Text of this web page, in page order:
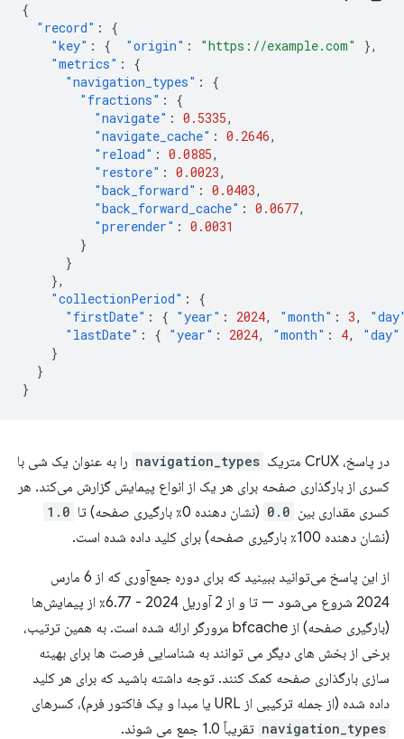
{
"record" :
{
"key" : { "origin" : "https://example.com"
},
"metrics" :
{
"navigation_types" :
{
"fractions" :
{
"navigate" : 0.5335,
"navigate_cache" : 0.2646,
"reload" : 0.0885,
"restore" : 0.0023,
"back_forward" : 0.0403,
"back_forward_cache" : 0.0677,
"prerender" : 0.0031
}
}
},
"collectionPeriod" :
{
"firstDate" : { "year" : 2024, "month" : 3,
"lastDate" : { "year" : 2024, "month" : 4, "day"
}
}
}
در پاسخ، CrUX متریک navigation_types را به عنوان یک شی با
کسری از بارگذاری صفحه برای هر یک از انواع پیمایش گزارش می‌کند. هر
کسری مقداری بین 0.0 (نشان دهنده 0٪ بارگیری صفحه) تا 1.0
(نشان دهنده 100٪ بارگیری صفحه) برای کلید داده شده است.
از این پاسخ می‌توانید ببینید که برای دوره جمع‌آوری که از 6 مارس
2024 شروع می‌شود — تا و از 2 آوریل 2024 - 6.77٪ از پیمایش‌ها
(بارگیری صفحه) از bfcache مرورگر ارائه شده است. به همین ترتیب،
برخی از بخش های دیگر می توانند به شناسایی فرصت ها برای بهینه
سازی بارگذاری صفحه کمک کنند. توجه داشته باشید که برای هر کلید
داده شده (از جمله ترکیبی از URL یا مبدا و یک فاکتور فرم)، کسرهای
navigation_types تقریباً 1.0 جمع می شوند.